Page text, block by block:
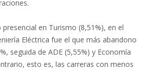
en Turismo (8,51%), en el
Eléctrica fue el que más abandono
seguida de ADE (5,55%) y Economía
esto es, las carreras con menos